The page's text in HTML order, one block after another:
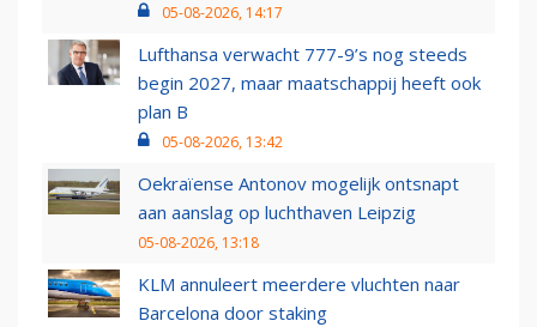
05-08-2026, 14:17
Lufthansa verwacht 777-9’s nog steeds
begin 2027, maar maatschappij heeft ook
plan B
05-08-2026, 13:42
Oekraïense Antonov mogelijk ontsnapt
aan aanslag op luchthaven Leipzig
05-08-2026, 13:18
KLM annuleert meerdere vluchten naar
Barcelona door staking